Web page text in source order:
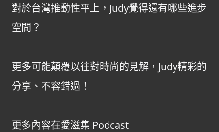
對於台灣推動性平上，Judy覺得還有哪些進步
空間？
更多可能顛覆以往對時尚的見解，Judy精彩的
分享、不容錯過！
更多內容在愛滋集 Podcast